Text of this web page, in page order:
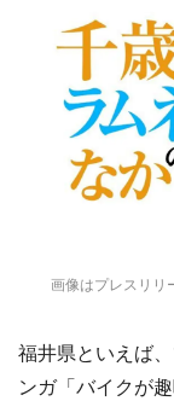
画像はプレスリリ
福井県といえば
ンガ「バイクが